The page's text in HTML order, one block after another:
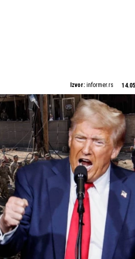
Izvor: informer.rs